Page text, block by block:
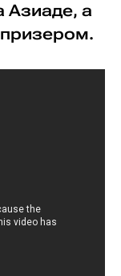
Азиаде, а